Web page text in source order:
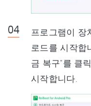
프로그램이 장
로드를 시작합
금 복구"를 클
시작합니다.